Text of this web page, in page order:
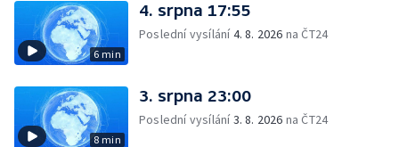
6 min
4. srpna 17:55
Poslední vysílání4. 8. 2026 na ČT24
8 min
3. srpna 23:00
Poslední vysílání3. 8. 2026 na ČT24